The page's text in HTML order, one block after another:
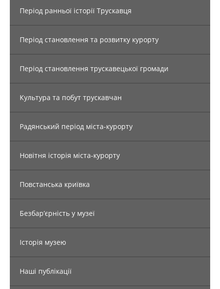
Період ранньої історії Трускавця
Період становлення та розвитку курорту
Період становлення трускавецької громади
Культура та побут трускавчан
Радянський період міста-курорту
Новітня історія міста-курорту
Повстанська криївка
Безбар’єрність у музеї
Історія музею
Наші публікації